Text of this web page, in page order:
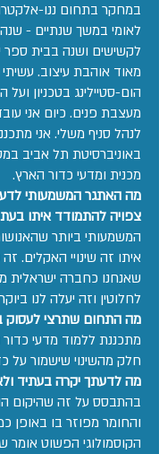
במחקר בתחום ננו-
לאומי במשך שנתיים -
לקשישים ושנה בבית ספר
מאוד אוהבת עיצוב.
הום-סטיילינג בטכניון
מעצבת פנים. כיום אני
לנהל סניף משלי. אני
באוניברסיטת תל אביב
מכנית ומדעי כדור הארץ.
מה האתגר המשמעותי
צפויה להתמודד איתו
המשמעותי ביותר
איתו זה שינויי האקלים.
שאנחנו כחברה ישראלית
לחלוטין וזה יעלה לנו
מה התחום שתרצי לעסוק
מתכננת ללמוד מדעי
חלק מהשינוי שישמור על
מה לדעתך יקרה בעתיד
בהתבסס על זה שהיקום
והחומר מפוזר בו באופן
הקוסמולוגי הפשוט אומר